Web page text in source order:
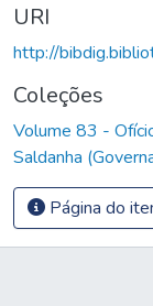
URI
http://
Coleções
Volume 83 -
Saldanha
Página do